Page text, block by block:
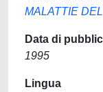
MALATTIE
Data di
1995
Lingua